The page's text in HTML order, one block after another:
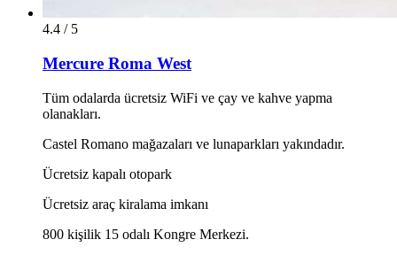
4.4 / 5
Mercure Roma West
Tüm odalarda ücretsiz WiFi ve çay ve kahve yapma
olanakları.
Castel Romano mağazaları ve lunaparkları yakındadır.
Ücretsiz kapalı otopark
Ücretsiz araç kiralama imkanı
800 kişilik 15 odalı Kongre Merkezi.